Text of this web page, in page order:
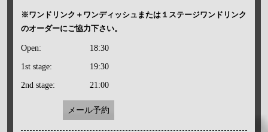
※ワンドリンク＋ワンディッシュまたは１ステージワンドリンク
のオーダーにご協力下さい。
Open: 18:30
1st stage: 19:30
2nd stage: 21:00
メール予約